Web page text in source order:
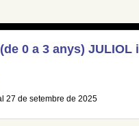
0 a 3 anys) JULIOL i
27 de setembre de 2025